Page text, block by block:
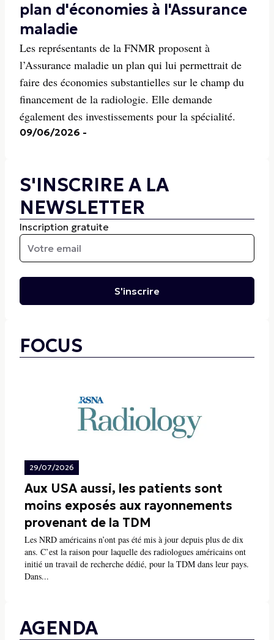
plan d'économies à l'Assurance
maladie
Les représentants de la FNMR proposent à
l’Assurance maladie un plan qui lui permettrait de
faire des économies substantielles sur le champ du
financement de la radiologie. Elle demande
également des investissements pour la spécialité.
09/06/2026 -
S'INSCRIRE A LA
NEWSLETTER
Inscription gratuite
S'inscrire
FOCUS
29/07/2026
Aux USA aussi, les patients sont
moins exposés aux rayonnements
provenant de la TDM
Les NRD américains n’ont pas été mis à jour depuis plus de dix
ans. C’est la raison pour laquelle des radiologues américains ont
initié un travail de recherche dédié, pour la TDM dans leur pays.
Dans...
AGENDA